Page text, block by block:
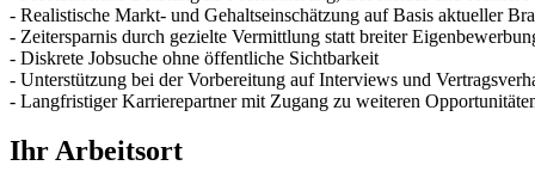
- Realistische Markt- und Gehaltseinschätzung auf Basis aktueller
- Zeitersparnis durch gezielte Vermittlung statt breiter
- Diskrete Jobsuche ohne öffentliche Sichtbarkeit
- Unterstützung bei der Vorbereitung auf Interviews und
- Langfristiger Karrierepartner mit Zugang zu weiteren
Ihr Arbeitsort